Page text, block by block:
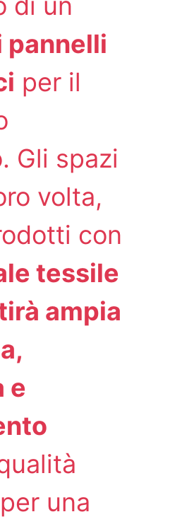
pannelli
per il
Gli spazi
volta,
con
tessile
ampia
e
una